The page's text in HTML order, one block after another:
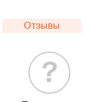
Отзывы
?